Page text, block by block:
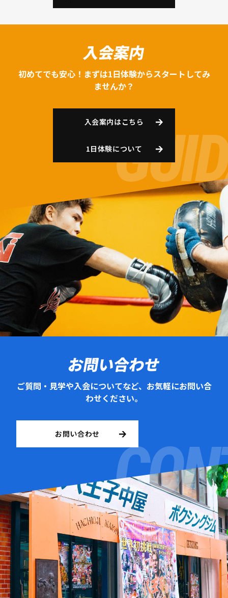
入会案内
初めてでも安心！まずは1日体験からスタートしてみ
ませんか？
入会案内はこちら
1日体験について
お問い合わせ
ご質問・見学や入会についてなど、お気軽にお問い合
わせください。
お問い合わせ